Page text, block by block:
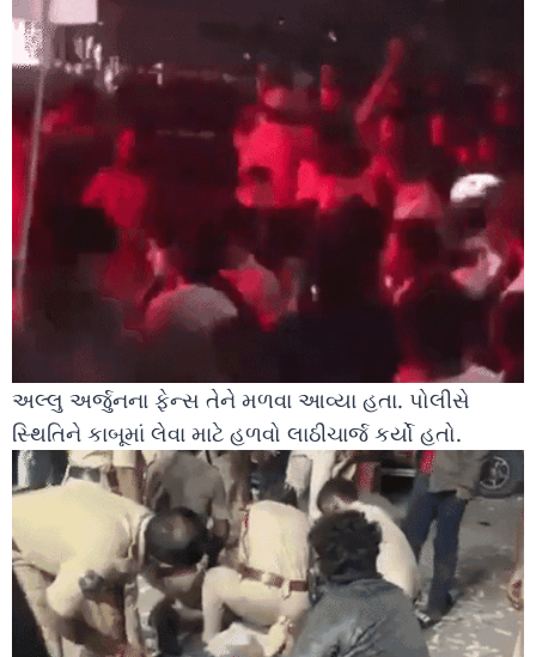
અલ્લુ અર્જુનના ફેન્સ તેને મળવા આવ્યા હતા. પોલીસે
સ્થિતિને કાબૂમાં લેવા માટે હળવો લાઠીચાર્જ કર્યો હતો.